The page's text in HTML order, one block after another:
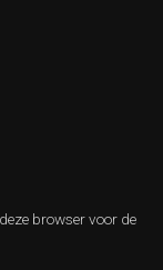
browser voor de